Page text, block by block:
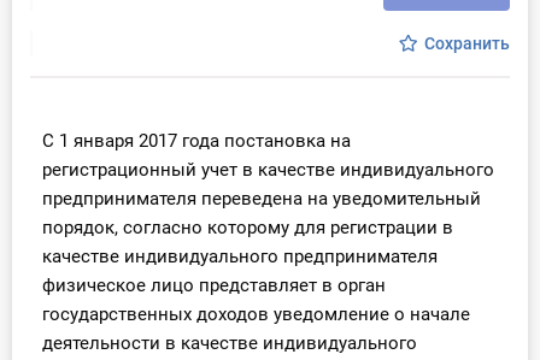
Инструменты
Вебинары
Участник ВЭД
Сохранить
С 1 января 2017 года постановка на
регистрационный учет в качестве индивидуального
предпринимателя переведена на уведомительный
порядок, согласно которому для регистрации в
качестве индивидуального предпринимателя
физическое лицо представляет в орган
государственных доходов уведомление о начале
деятельности в качестве индивидуального